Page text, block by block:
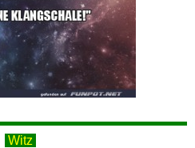
Witz